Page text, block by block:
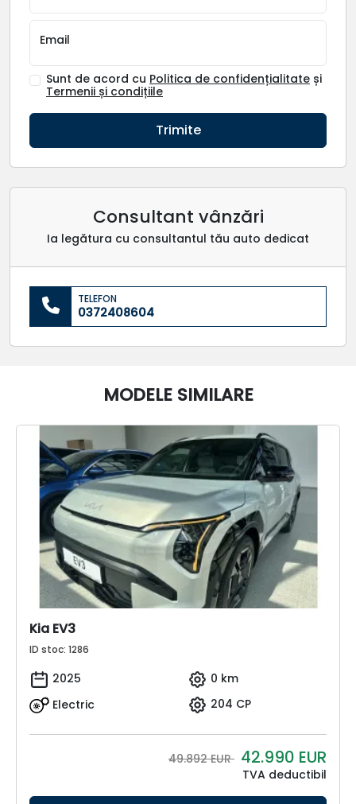
Email
Sunt de acord cu Politica de confidențialitate și
Termenii și condițiile
Trimite
Consultant vânzări
Ia legătura cu consultantul tău auto dedicat
TELEFON
0372408604
MODELE SIMILARE
Kia EV3
ID stoc: 1286
2025
0 km
Electric
204 CP
49.892 EUR 42.990 EUR
TVA deductibil